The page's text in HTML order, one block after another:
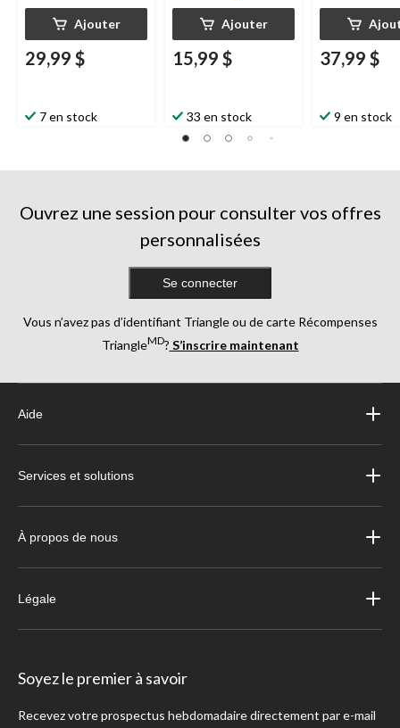
Ajouter
29,99 $
7 en stock
Ajouter
15,99 $
33 en stock
37,99 $
9 en stock
Ouvrez une session pour consulter vos offres
personnalisées
Se connecter
Vous n’avez pas d’identifiant Triangle ou de carte Récompenses
TriangleMD? S’inscrire maintenant
Aide
Services et solutions
À propos de nous
Légale
Soyez le premier à savoir
Recevez votre prospectus hebdomadaire directement par e-mail